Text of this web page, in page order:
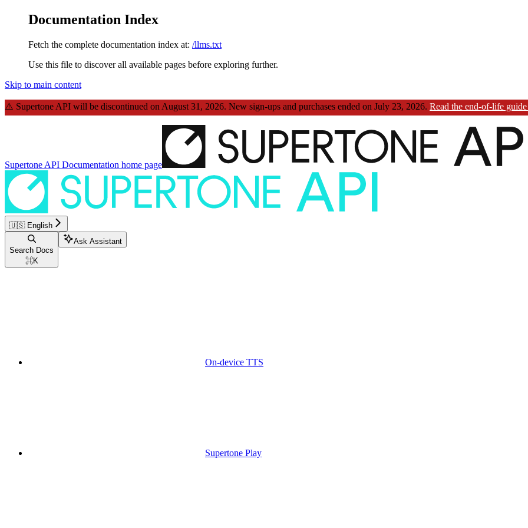
Documentation Index
Fetch the complete documentation index at: /llms.txt
Use this file to discover all available pages before exploring further.
Skip to main content
⚠️ Supertone API will be discontinued on August 31, 2026. New sign-ups and purchases ended on July 23, 2026. Read the end-of-life
Supertone API Documentation home page
🇺🇸 English
Search Docs
⌘K
Ask Assistant
On-device TTS
Supertone Play